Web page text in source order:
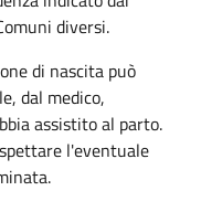
diversi.
di nascita può
dal medico,
assistito al parto.
l'eventuale